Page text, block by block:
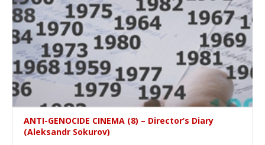
ANTI-GENOCIDE CINEMA (8) – Director’s Diary
(Aleksandr Sokurov)